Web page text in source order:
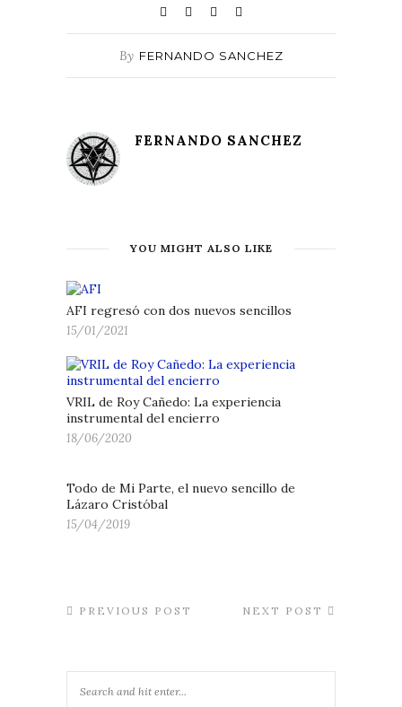
By FERNANDO SANCHEZ
FERNANDO SANCHEZ
YOU MIGHT ALSO LIKE
AFI regresó con dos nuevos sencillos
15/01/2021
VRIL de Roy Cañedo: La experiencia
instrumental del encierro
18/06/2020
Todo de Mi Parte, el nuevo sencillo de
Lázaro Cristóbal
15/04/2019
PREVIOUS POST NEXT POST